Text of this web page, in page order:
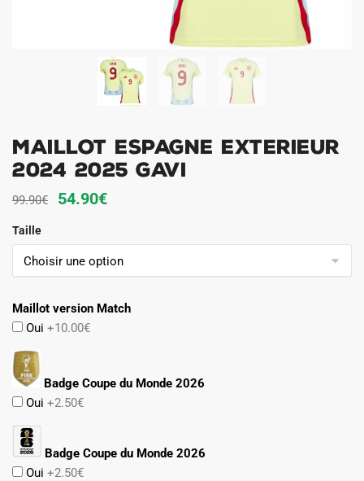
Maillot Espagne Exterieur
2024 2025 Gavi
99.90€
Le
initial
était :
54.90€Le
actuel
est :
Taille
Maillot version Match
Oui +10.00€
Badge Coupe du Monde 2026
Oui +2.50€
Badge Coupe du Monde 2026
Oui +2.50€